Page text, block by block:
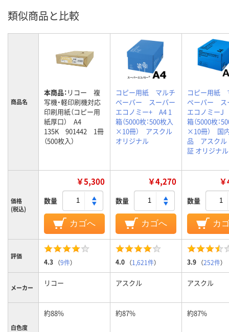
類似商品と比較
商品名
本商品： リコー 複
写機・軽印刷機対応
印刷用紙（コピー用
紙厚口） A4
135K 901442 1冊
（500枚入）
コピー用紙 マルチ
ペーパー スーパー
エコノミー+ A4 1
箱（5000枚：500枚入
×10冊） アスクル
オリジナル
コピー用紙
ペーパー ス
エコノミーJ
箱（5000枚：
×10冊） 国
品 アスクル
証 オリジナル
価格
(税込)
￥5,300
数量
カゴへ
￥4,270
数量
カゴへ
数量
カ
評価
4.3 （9件） 4.0 （1,621件） 3.9 （252件）
メーカー リコー アスクル アスクル
白色度
約88% 約87% 約87%